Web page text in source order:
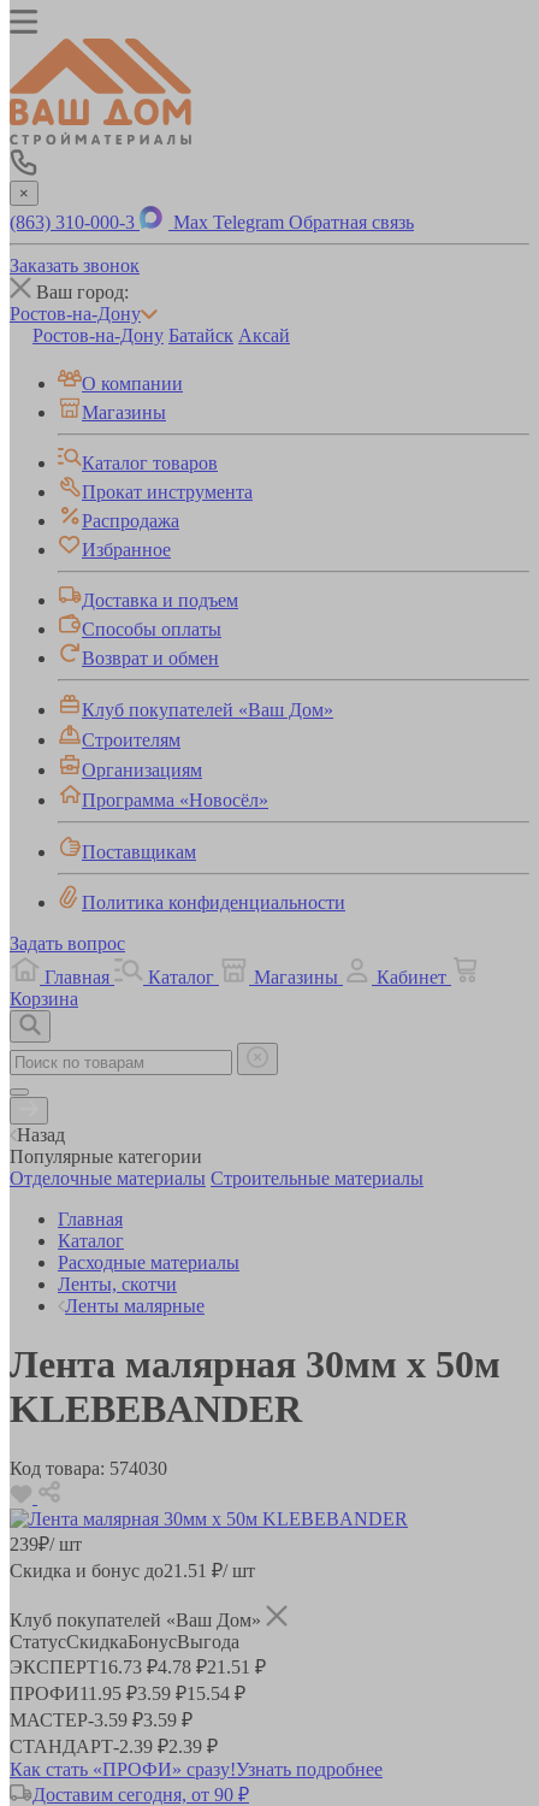
×
(863) 310-000-3 Max Telegram Обратная связь
Заказать звонок
Ваш город:
Ростов-на-Дону
Ростов-на-Дону Батайск Аксай
О компании
Магазины
Каталог товаров
Прокат инструмента
Распродажа
Избранное
Доставка и подъем
Способы оплаты
Возврат и обмен
Клуб покупателей «Ваш Дом»
Строителям
Организациям
Программа «Новосёл»
Поставщикам
Политика конфиденциальности
Задать вопрос
Главная
Каталог Магазины
Кабинет
Корзина
Назад
Популярные категории
Отделочные материалы Строительные материалы
Главная
Каталог
Расходные материалы
Ленты, скотчи
Ленты малярные
Лента малярная 30мм х 50м
KLEBEBANDER
Код товара: 574030
239₽/ шт
Скидка и бонус до21.51 ₽/ шт
Клуб покупателей «Ваш Дом»
СтатусСкидкаБонусВыгода
ЭКСПЕРТ16.73 ₽4.78 ₽21.51 ₽
ПРОФИ11.95 ₽3.59 ₽15.54 ₽
МАСТЕР-3.59 ₽3.59 ₽
СТАНДАРТ-2.39 ₽2.39 ₽
Как стать «ПРОФИ» сразу!Узнать подробнее
Доставим сегодня, от 90 ₽